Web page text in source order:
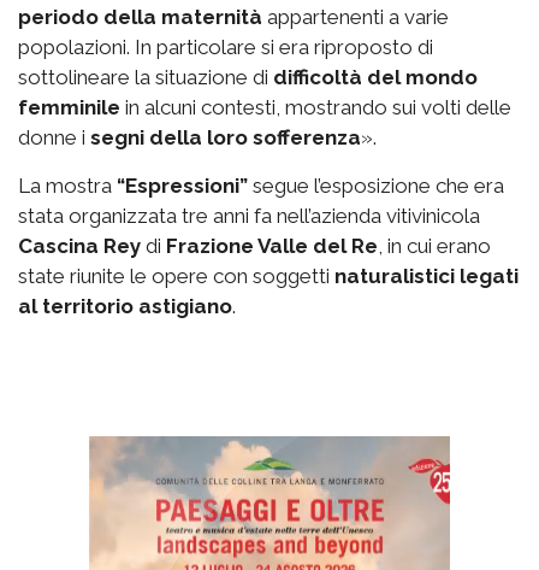
periodo della maternità appartenenti a varie
popolazioni. In particolare si era riproposto di
sottolineare la situazione di difficoltà del mondo
femminile in alcuni contesti, mostrando sui volti delle
donne i segni della loro sofferenza».
La mostra “Espressioni” segue l’esposizione che era
stata organizzata tre anni fa nell’azienda vitivinicola
Cascina Rey di Frazione Valle del Re , in cui erano
state riunite le opere con soggetti naturalistici legati
al territorio astigiano.